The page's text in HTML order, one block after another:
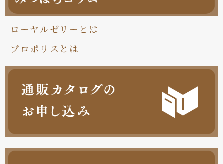
ローヤルゼリーとは
プロポリスとは